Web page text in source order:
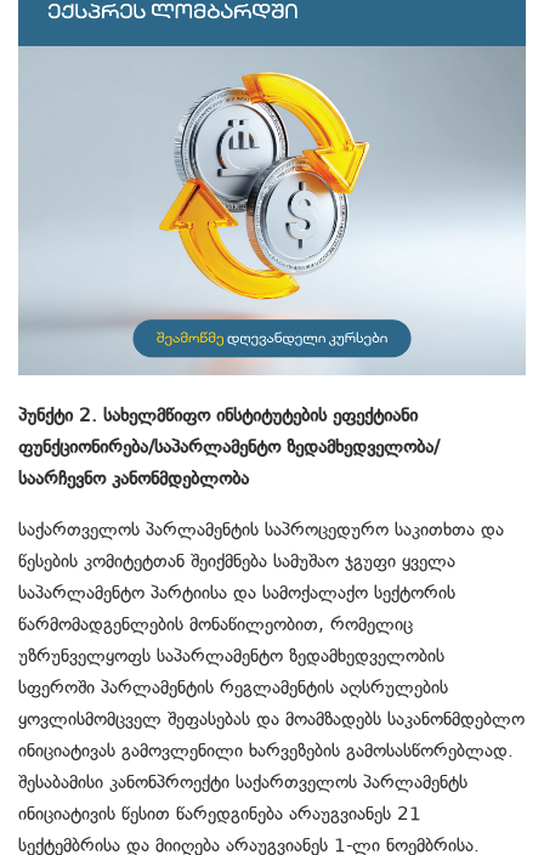
პუნქტი 2. სახელმწიფო ინსტიტუტების ეფექტიანი
ფუნქციონირება/საპარლამენტო ზედამხედველობა/
საარჩევნო კანონმდებლობა
საქართველოს პარლამენტის საპროცედურო საკითხთა და
წესების კომიტეტთან შეიქმნება სამუშაო ჯგუფი ყველა
საპარლამენტო პარტიისა და სამოქალაქო სექტორის
წარმომადგენლების მონაწილეობით, რომელიც
უზრუნველყოფს საპარლამენტო ზედამხედველობის
სფეროში პარლამენტის რეგლამენტის აღსრულების
ყოვლისმომცველ შეფასებას და მოამზადებს საკანონმდებლო
ინიციატივას გამოვლენილი ხარვეზების გამოსასწორებლად.
შესაბამისი კანონპროექტი საქართველოს პარლამენტს
ინიციატივის წესით წარედგინება არაუგვიანეს 21
სექტემბრისა და მიიღება არაუგვიანეს 1-ლი ნოემბრისა.